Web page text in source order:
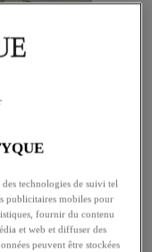
à offrir ou s’offrir.
technologies de suivi tel
publicitaires mobiles pour
fournir du contenu
et web et diffuser des
peuvent être stockées